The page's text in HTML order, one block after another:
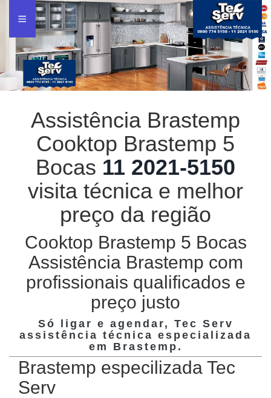
Assistência Brastemp
Cooktop Brastemp 5
Bocas 11 2021-5150
visita técnica e melhor
preço da região
Cooktop Brastemp 5 Bocas
Assistência Brastemp com
profissionais qualificados e
preço justo
Só ligar e agendar, Tec Serv
assistência técnica especializada
em Brastemp .
Brastemp especilizada Tec
Serv